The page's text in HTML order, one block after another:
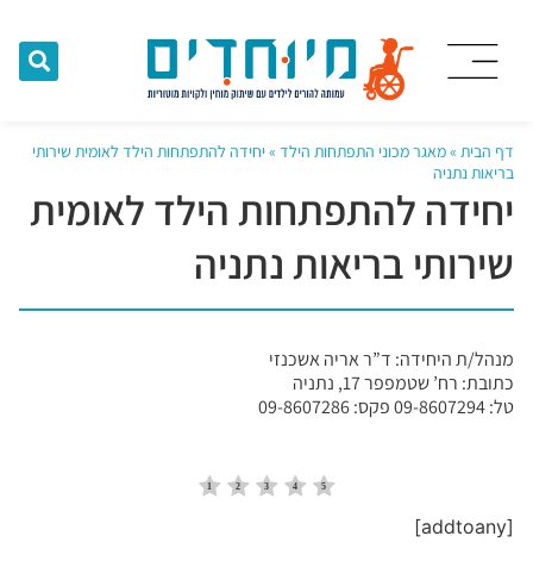
דף הבית »מאגר מכוני התפתחות הילד »יחידה להתפתחות הילד לאומית שירותי
בריאות נתניה
יחידה להתפתחות הילד לאומית
שירותי בריאות נתניה
מנהל/ת היחידה: ד”ר אריה אשכנזי
כתובת: רח’ שטמפפר 17, נתניה
טל: 09-8607294 פקס: 09-8607286
[addtoany]